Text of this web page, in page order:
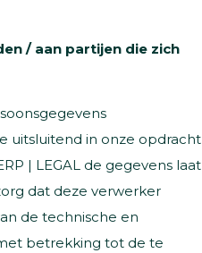
/ aan partijen die zich
uitsluitend in onze opdracht
| LEGAL de gegevens laat
dat deze verwerker
de technische en
betrekking tot de te